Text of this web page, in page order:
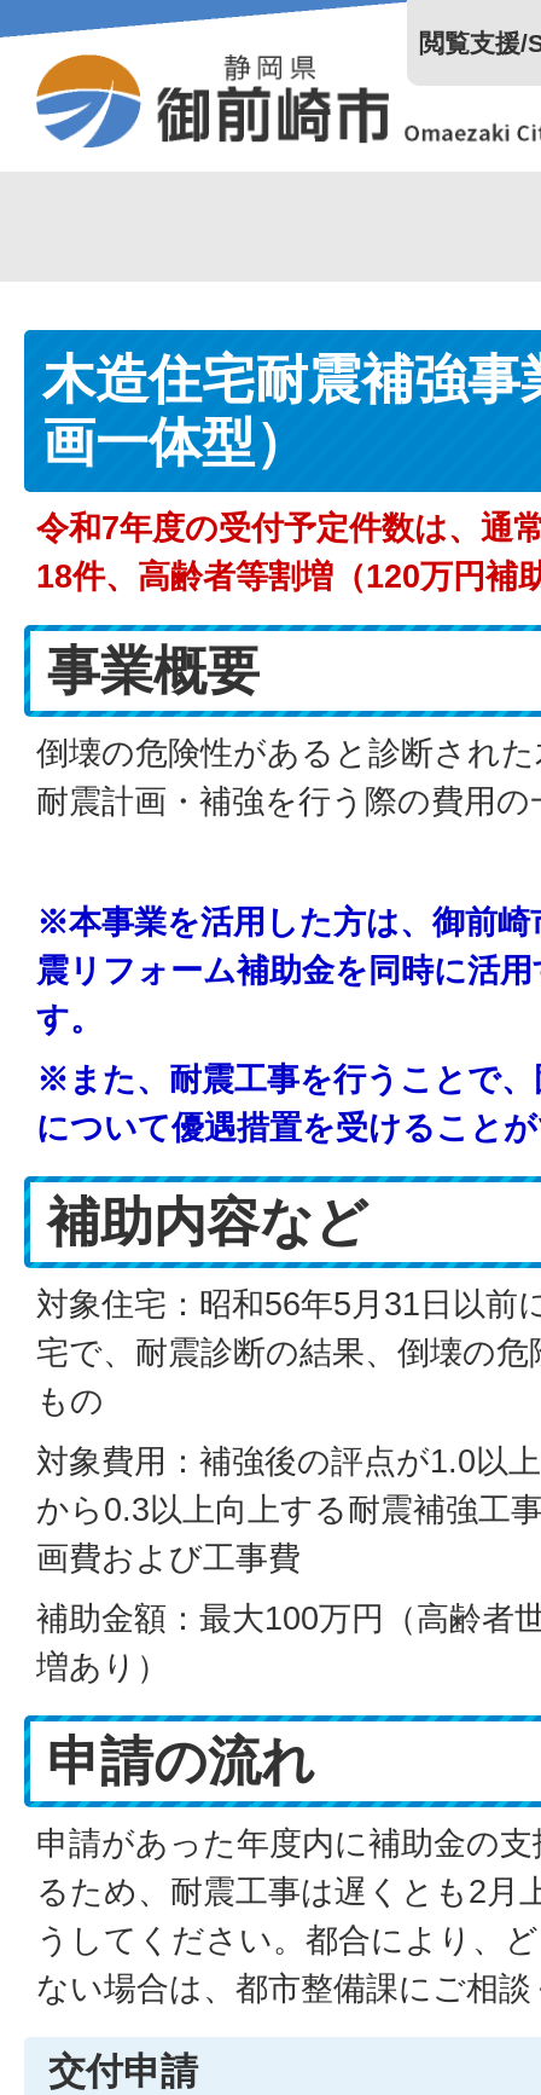
閲覧支援
木造住宅耐震補強事
画一体型）
令和7年度の受付予定件数は、 通
18件、 高齢者等割増（120万円補
事業概要
倒壊の危険性があると診断され
耐震計画・補強を行う際の費用
※本事業を活用した方は、御前崎
震リフォーム補助金を同時に活
す。
※また、耐震工事を行うことで、
について優遇措置を受けること
補助内容など
対象住宅：昭和56年5月31日以前
宅で、耐震診断の結果、倒壊の
もの
対象費用：補強後の評点が1.0以
から0.3以上向上する耐震補強工
画費および工事費
補助金額：最大100万円（高齢者
増あり）
申請の流れ
申請があった年度内に補助金の
るため、耐震工事は遅くとも2月
うしてください。都合により、
ない場合は、都市整備課にご相
交付申請